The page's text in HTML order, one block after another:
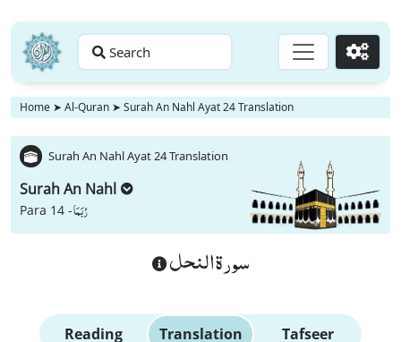
Search Go
Home ➤ Al-Quran ➤ Surah An Nahl Ayat 24 Translation
Surah An Nahl Ayat 24 Translation
Surah An Nahl
Para 14 -رُبَمَا
سورة النحل
Reading Translation Tafseer